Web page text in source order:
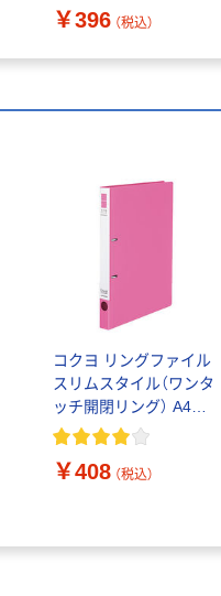
￥396 （税込）
コクヨ リングファイル
スリムスタイル（ワンタ
ッチ開閉リング） A4タ
テ 丸型2穴 背幅27mm
URF420NP 1冊
￥408 （税込）